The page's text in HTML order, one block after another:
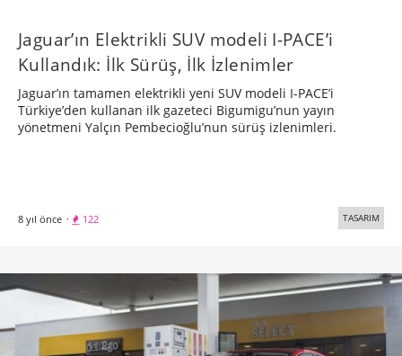
Jaguar’ın Elektrikli SUV modeli I-PACE’i
Kullandık: İlk Sürüş, İlk İzlenimler
Jaguar’ın tamamen elektrikli yeni SUV modeli I-PACE’i
Türkiye’den kullanan ilk gazeteci Bigumigu’nun yayın
yönetmeni Yalçın Pembecioğlu’nun sürüş izlenimleri.
8 yıl önce · 122 TASARIM